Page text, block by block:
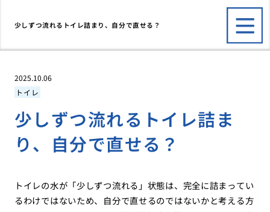
少しずつ流れるトイレ詰まり、自分で直せる？
2025.10.06
トイレ
少しずつ流れるトイレ詰ま
り、自分で直せる？
トイレの水が「少しずつ流れる」状態は、完全に詰まってい
るわけではないため、自分で直せるのではないかと考える方